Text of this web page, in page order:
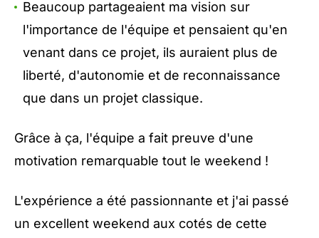
Beaucoup partageaient ma vision sur
l'importance de l'équipe et pensaient qu'en
venant dans ce projet, ils auraient plus de
liberté, d'autonomie et de reconnaissance
que dans un projet classique.
Grâce à ça, l'équipe a fait preuve d'une
motivation remarquable tout le weekend !
L'expérience a été passionnante et j'ai passé
un excellent weekend aux cotés de cette